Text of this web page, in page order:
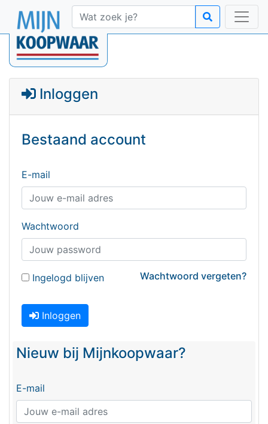
Inloggen
Bestaand account
E-mail
Wachtwoord
Wachtwoord vergeten?
Ingelogd blijven
Inloggen
Nieuw bij Mijnkoopwaar?
E-mail